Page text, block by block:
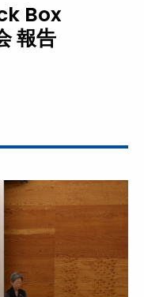
Box
報告